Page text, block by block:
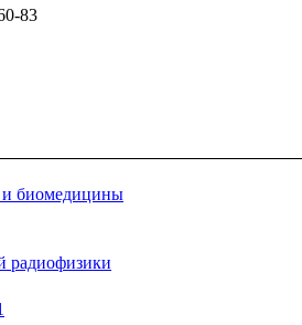
83
и биомедицины
радиофизики